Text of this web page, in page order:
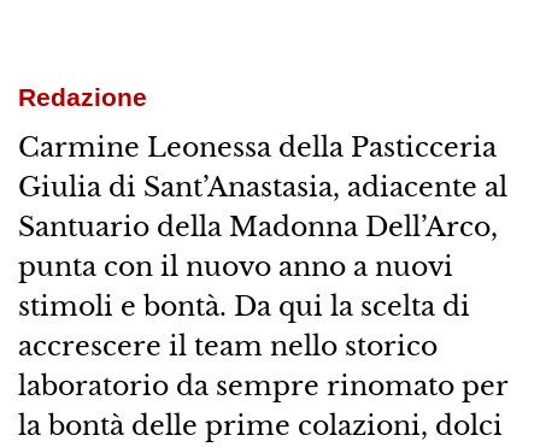
Redazione
Carmine Leonessa della Pasticceria
Giulia di Sant’Anastasia, adiacente al
Santuario della Madonna Dell’Arco,
punta con il nuovo anno a nuovi
stimoli e bontà. Da qui la scelta di
accrescere il team nello storico
laboratorio da sempre rinomato per
la bontà delle prime colazioni, dolci